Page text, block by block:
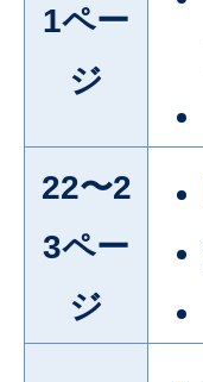
1ペー
ジ
22〜2
3ペー
ジ